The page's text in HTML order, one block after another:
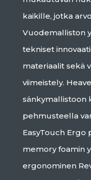
kaikille, jotka
Vuodemalliston
tekniset
materiaalit sekä
viimeistely.
pehmusteella
EasyTouch Ergo
memory foamin
ergonominen